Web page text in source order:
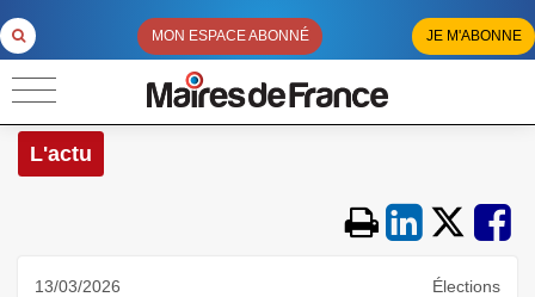
MON ESPACE ABONNÉ JE M'ABONNE
L'actu
13/03/2026 Élections